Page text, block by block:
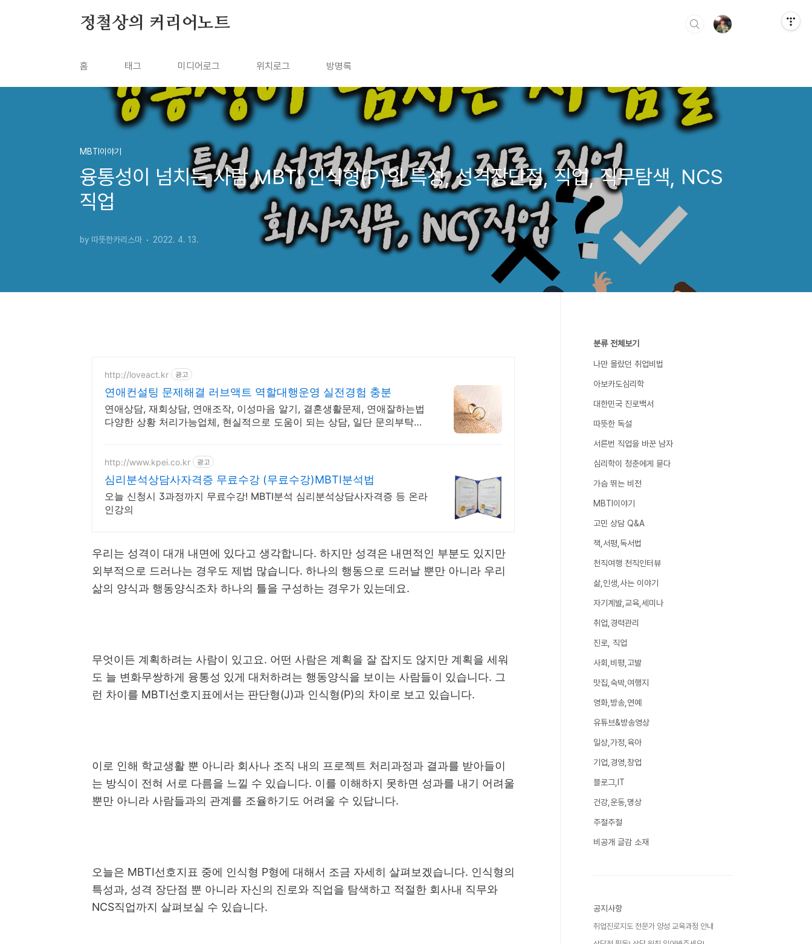
정철상의 커리어노트
홈 태그 미디어로그 위치로그 방명록
MBTI이야기
융통성이 넘치는 사람 MBTI 인식형(P)의 특성, 성격장단점, 직업, 직무탐색, NCS
직업
by 따뜻한카리스마 2022. 4. 13.
http://loveact.kr 광고
연애컨설팅 문제해결 러브액트 역할대행운영 실전경험 충분
연애상담, 재회상담, 연애조작, 이성마음 알기, 결혼생활문제, 연애잘하는법
다양한 상황 처리가능업체, 현실적으로 도움이 되는 상담, 일단 문의부탁드
http://www.kpei.co.kr 광고
심리분석상담사자격증 무료수강 (무료수강)MBTI분석법
오늘 신청시 3과정까지 무료수강! MBTI분석 심리분석상담사자격증 등 온라
인강의
우리는 성격이 대개 내면에 있다고 생각합니다. 하지만 성격은 내면적인 부분도 있지만
외부적으로 드러나는 경우도 제법 많습니다. 하나의 행동으로 드러날 뿐만 아니라 우리
삶의 양식과 행동양식조차 하나의 틀을 구성하는 경우가 있는데요.
무엇이든 계획하려는 사람이 있고요. 어떤 사람은 계획을 잘 잡지도 않지만 계획을 세워
도 늘 변화무쌍하게 융통성 있게 대처하려는 행동양식을 보이는 사람들이 있습니다. 그
런 차이를 MBTI선호지표에서는 판단형(J)과 인식형(P)의 차이로 보고 있습니다.
이로 인해 학교생활 뿐 아니라 회사나 조직 내의 프로젝트 처리과정과 결과를 받아들이
는 방식이 전혀 서로 다름을 느낄 수 있습니다. 이를 이해하지 못하면 성과를 내기 어려울
뿐만 아니라 사람들과의 관계를 조율하기도 어려울 수 있답니다.
오늘은 MBTI선호지표 중에 인식형 P형에 대해서 조금 자세히 살펴보겠습니다. 인식형의
특성과, 성격 장단점 뿐 아니라 자신의 진로와 직업을 탐색하고 적절한 회사내 직무와
NCS직업까지 살펴보실 수 있습니다.
분류 전체보기
나만 몰랐던 취업비법
아보카도심리학
대한민국 진로백서
따뜻한 독설
서른번 직업을 바꾼 남자
심리학이 청춘에게 묻다
가슴 뛰는 비전
MBTI이야기
고민 상담 Q&A
책,서평,독서법
천직여행 천직인터뷰
삶,인생,사는 이야기
자기계발,교육,세미나
취업,경력관리
진로, 직업
사회,비평,고발
맛집,숙박,여행지
영화,방송,연예
유튜브&방송영상
일상,가정,육아
기업,경영,창업
블로그,IT
건강,운동,명상
주절주절
비공개 글감 소재
공지사항
취업진로지도 전문가 양성 교육과정 안내